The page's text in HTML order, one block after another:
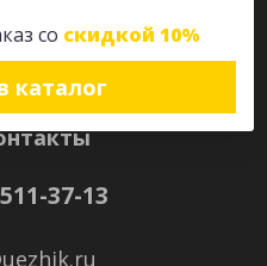
со скидкой 10%
каталог
37-13